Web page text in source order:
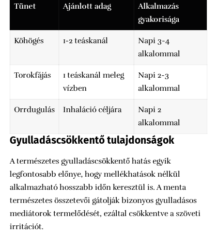
Tünet
Ajánlott adag
Alkalmazás
gyakorisága
Köhögés 1-2 teáskanál
Napi 3-4
alkalommal
Torokfájás
1 teáskanál meleg
vízben
Napi 2-3
alkalommal
Orrdugulás Inhaláció céljára
Napi 2
alkalommal
Gyulladáscsökkentő tulajdonságok
A természetes gyulladáscsökkentő hatás egyik
legfontosabb előnye, hogy mellékhatások nélkül
alkalmazható hosszabb időn keresztül is. A menta
természetes összetevői gátolják bizonyos gyulladásos
mediátorok termelődését, ezáltal csökkentve a szöveti
irritációt.